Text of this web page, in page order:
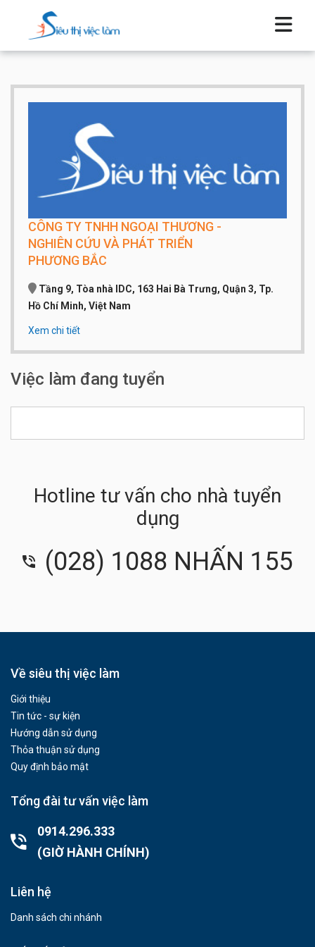
CÔNG TY TNHH NGOẠI THƯƠNG -
NGHIÊN CỨU VÀ PHÁT TRIỂN
PHƯƠNG BẮC
Tầng 9, Tòa nhà IDC, 163 Hai Bà Trưng, Quận 3, Tp.
Hồ Chí Minh, Việt Nam
Qui mô công ty:
Số điện thoại:028 - 3822 7655 gặp chị Thu
Xem chi tiết
Việc làm đang tuyển
Hotline tư vấn cho nhà tuyển
dụng
(028) 1088 NHẤN 155
Về siêu thị việc làm
Giới thiệu
Tin tức - sự kiện
Hướng dẫn sử dụng
Thỏa thuận sử dụng
Quy định bảo mật
Tổng đài tư vấn việc làm
0914.296.333
(GIỜ HÀNH CHÍNH)
Liên hệ
Danh sách chi nhánh